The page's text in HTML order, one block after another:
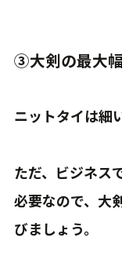
③大剣の最大
ニットタイは細
ただ、ビジネス
必要なので、大
びましょう。